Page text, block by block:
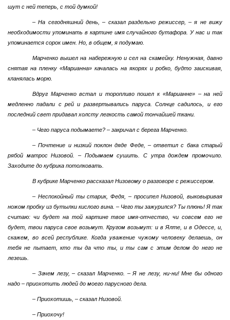
шут с ней теперь, с той думкой!
– На сегодняшний день, – сказал раздельно режиссер, – я не вижу
необходимости упоминать в картине имя случайного бутафора. У нас и так
упоминается сорок имен. Но, в общем, я подумаю.
Марченко вышел на набережную и сел на скамейку. Ненужная, давно
снятая на пленку «Марианна» качалась на якорях и робко, будто заискивая,
кланялась морю.
Вдруг Марченко встал и торопливо пошел к «Марианне» – на ней
медленно падали с рей и развертывались паруса. Солнце садилось, и его
последний свет придавал холсту легкость самой тончайшей ткани.
– Чего паруса подымаете? – закричал с берега Марченко.
– Почтение и низкий поклон дяде Феде, – ответил с бака старый
рябой матрос Низовой. – Подымаем сушить. С утра дождем промочило.
Заходите до кубрика потолковать.
В кубрике Марченко рассказал Низовому о разговоре с режиссером.
– Неспокойный ты старик, Федя, – просипел Низовой, выковыривая
ножом пробку из бутылки кислого вина. – Чего ты зажурился? Ты плюнь! Я так
считаю: чи будет на той картине твое имя-отчество, чи совсем его не
будет, твои паруса свое возьмут. Кругом возьмут: и в Ялте, и в Одессе, и,
скажем, во всей республике. Когда уважение чужому человеку делаешь, он
тебя не пытает, кто ты да что ты, и ты сам с этим делом до него не
лезешь.
– Зачем лезу, – сказал Марченко. – Я не лезу, ни-ни! Мне бы одного
надо – приохотить людей до моего парусного дела.
– Приохотишь, – сказал Низовой.
– Приохочу!